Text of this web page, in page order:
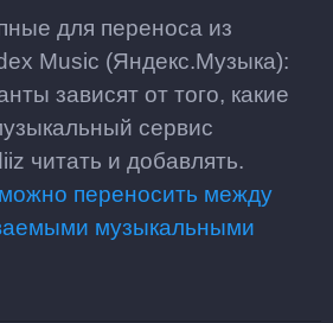
для переноса из
Music (Яндекс.Музыка):
зависят от того, какие
сервис
читать и добавлять.
переносить между
музыкальными